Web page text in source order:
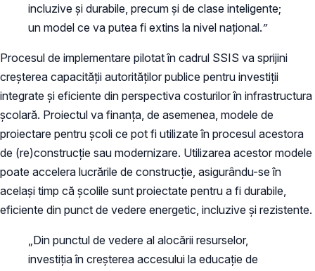
incluzive și durabile, precum și de clase inteligente;
un model ce va putea fi extins la nivel național.”
Procesul de implementare pilotat în cadrul SSIS va sprijini
creșterea capacității autorităților publice pentru investiții
integrate și eficiente din perspectiva costurilor în infrastructura
școlară. Proiectul va finanța, de asemenea, modele de
proiectare pentru școli ce pot fi utilizate în procesul acestora
de (re)construcție sau modernizare. Utilizarea acestor modele
poate accelera lucrările de construcție, asigurându-se în
același timp că școlile sunt proiectate pentru a fi durabile,
eficiente din punct de vedere energetic, incluzive și rezistente.
„Din punctul de vedere al alocării resurselor,
investiția în creșterea accesului la educație de